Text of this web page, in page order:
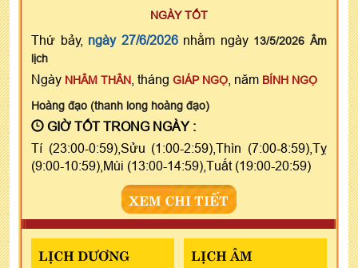
NGÀY TỐT
Thứ bảy, ngày 27/6/2026nhằm ngày 13/5/2026 Âm
lịch
Ngày NHÂM THÂN , tháng GIÁP NGỌ , năm BÍNH NGỌ
Hoàng đạo (thanh long hoàng đạo)
GIỜ TỐT TRONG NGÀY :
Tí (23:00-0:59),Sửu (1:00-2:59),Thìn (7:00-8:59),Tỵ
(9:00-10:59),Mùi (13:00-14:59),Tuất (19:00-20:59)
XEM CHI TIẾT
LỊCH DƯƠNG LỊCH ÂM